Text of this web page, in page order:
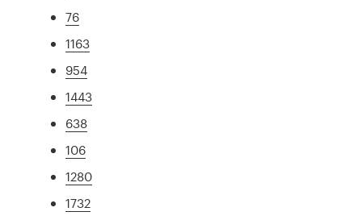
76
1163
954
1443
638
106
1280
1732